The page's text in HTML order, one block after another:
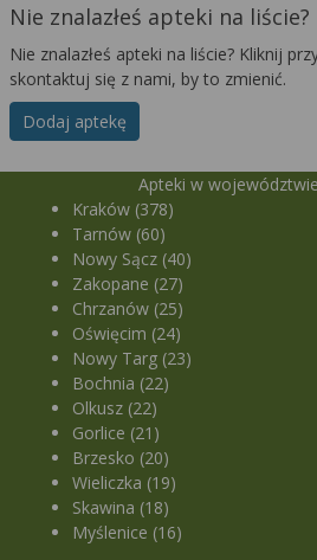
Nie znalazłeś apteki na liście?
Nie znalazłeś apteki na liście? Kliknij
skontaktuj się z nami, by to zmienić.
Dodaj aptekę
Apteki w
Kraków (378)
Tarnów (60)
Nowy Sącz (40)
Zakopane (27)
Chrzanów (25)
Oświęcim (24)
Nowy Targ (23)
Bochnia (22)
Olkusz (22)
Gorlice (21)
Brzesko (20)
Wieliczka (19)
Skawina (18)
Myślenice (16)